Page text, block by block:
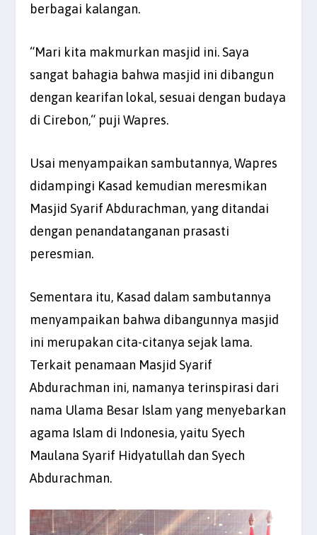
berbagai kalangan.
“Mari kita makmurkan masjid ini. Saya
sangat bahagia bahwa masjid ini dibangun
dengan kearifan lokal, sesuai dengan budaya
di Cirebon,“ puji Wapres.
Usai menyampaikan sambutannya, Wapres
didampingi Kasad kemudian meresmikan
Masjid Syarif Abdurachman, yang ditandai
dengan penandatanganan prasasti
peresmian.
Sementara itu, Kasad dalam sambutannya
menyampaikan bahwa dibangunnya masjid
ini merupakan cita-citanya sejak lama.
Terkait penamaan Masjid Syarif
Abdurachman ini, namanya terinspirasi dari
nama Ulama Besar Islam yang menyebarkan
agama Islam di Indonesia, yaitu Syech
Maulana Syarif Hidyatullah dan Syech
Abdurachman.